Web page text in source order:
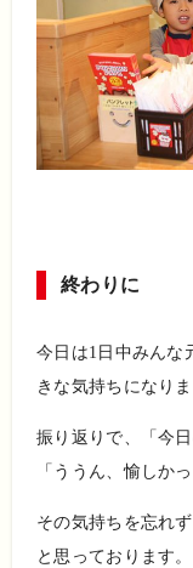
終わりに
今日は1 日中みんな
きな気持ちになりま
振り返りで、「今
「ううん、愉しか
その気持ちを忘れ
と思っております。